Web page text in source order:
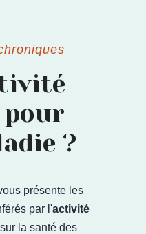
pour
?
présente les
par l'activité
la santé des